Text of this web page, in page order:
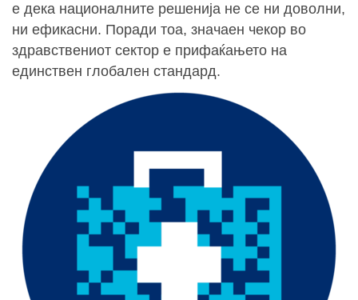
е дека националните решенија не се ни доволни,
ни ефикасни. Поради тоа, значаен чекор во
здравствениот сектор е прифаќањето на
единствен глобален стандард.